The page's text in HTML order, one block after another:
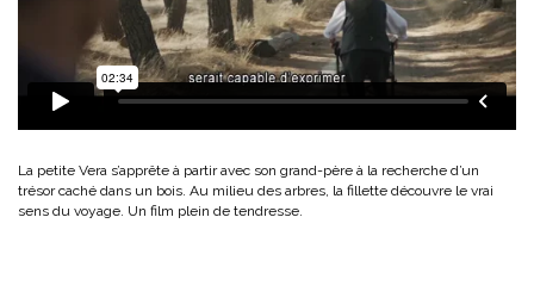
La petite Vera s’apprête à partir avec son grand-père à la recherche d’un
trésor caché dans un bois. Au milieu des arbres, la fillette découvre le vrai
sens du voyage. Un film plein de tendresse.